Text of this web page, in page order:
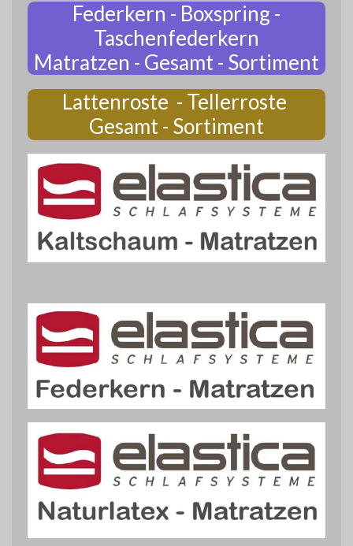
Federkern - Boxspring -
Taschenfederkern
Matratzen - Gesamt - Sortiment
Lattenroste - Tellerroste
Gesamt - Sortiment